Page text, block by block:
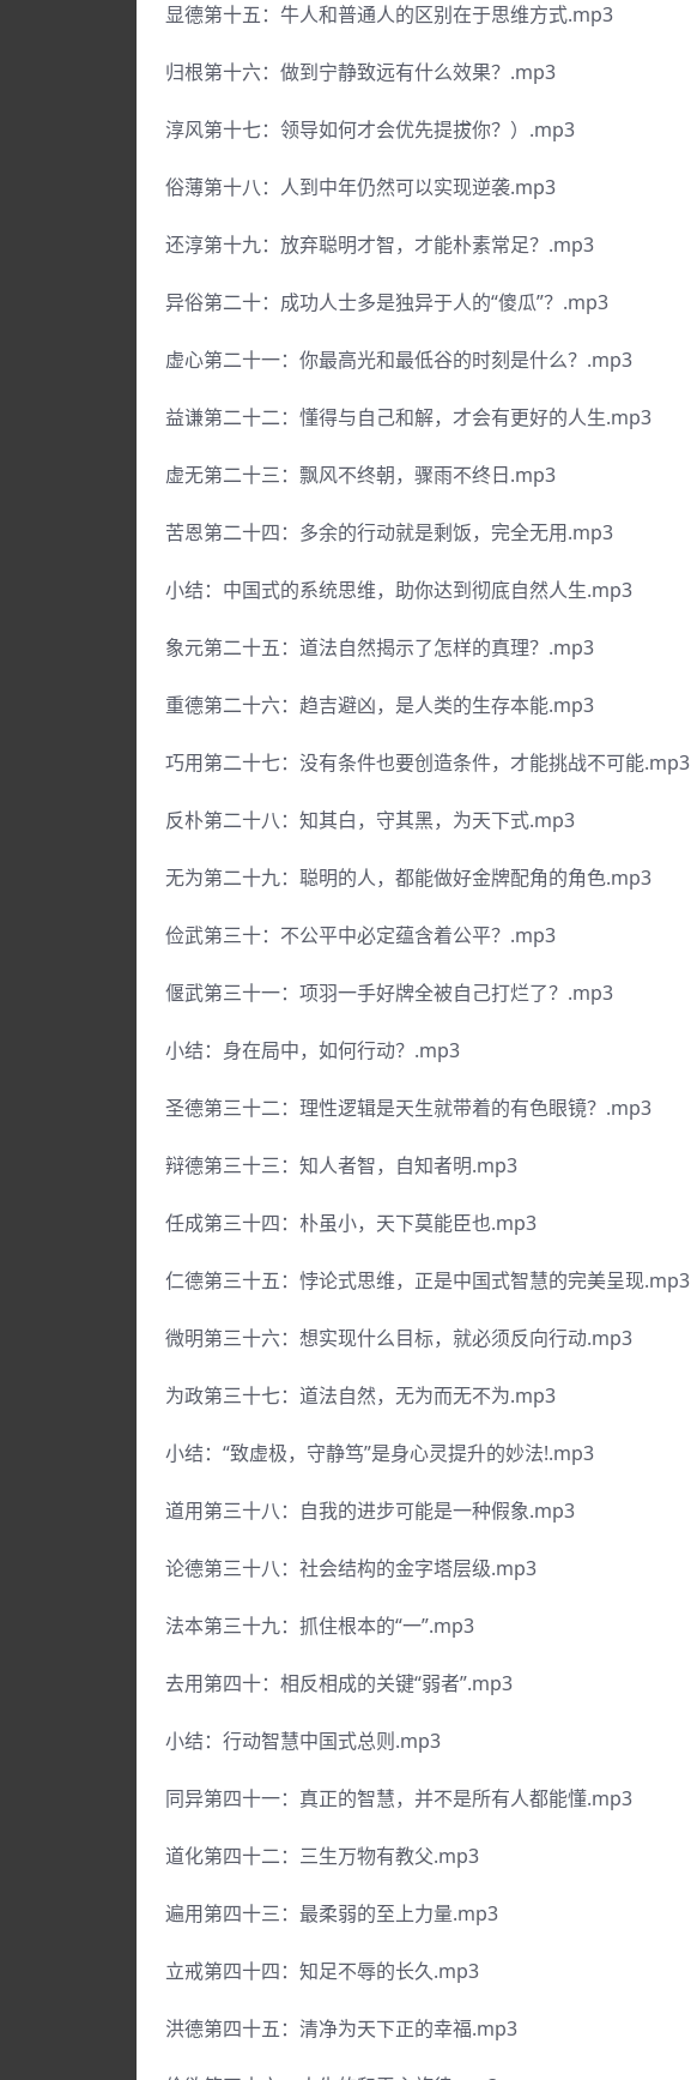
显德第十五：牛人和普通人的区别在于思维方式.mp3
归根第十六：做到宁静致远有什么效果？.mp3
淳风第十七：领导如何才会优先提拔你？）.mp3
俗薄第十八：人到中年仍然可以实现逆袭.mp3
还淳第十九：放弃聪明才智，才能朴素常足？.mp3
异俗第二十：成功人士多是独异于人的“傻瓜”？.mp3
虚心第二十一：你最高光和最低谷的时刻是什么？.mp3
益谦第二十二：懂得与自己和解，才会有更好的人生.mp3
虚无第二十三：飘风不终朝，骤雨不终日.mp3
苦恩第二十四：多余的行动就是剩饭，完全无用.mp3
小结：中国式的系统思维，助你达到彻底自然人生.mp3
象元第二十五：道法自然揭示了怎样的真理？.mp3
重德第二十六：趋吉避凶，是人类的生存本能.mp3
巧用第二十七：没有条件也要创造条件，才能挑战不可能.mp3
反朴第二十八：知其白，守其黑，为天下式.mp3
无为第二十九：聪明的人，都能做好金牌配角的角色.mp3
俭武第三十：不公平中必定蕴含着公平？.mp3
偃武第三十一：项羽一手好牌全被自己打烂了？.mp3
小结：身在局中，如何行动？.mp3
圣德第三十二：理性逻辑是天生就带着的有色眼镜？.mp3
辩德第三十三：知人者智，自知者明.mp3
任成第三十四：朴虽小，天下莫能臣也.mp3
仁德第三十五：悖论式思维，正是中国式智慧的完美呈现.mp3
微明第三十六：想实现什么目标，就必须反向行动.mp3
为政第三十七：道法自然，无为而无不为.mp3
小结：“致虚极，守静笃”是身心灵提升的妙法!.mp3
道用第三十八：自我的进步可能是一种假象.mp3
论德第三十八：社会结构的金字塔层级.mp3
法本第三十九：抓住根本的“一”.mp3
去用第四十：相反相成的关键“弱者”.mp3
小结：行动智慧中国式总则.mp3
同异第四十一：真正的智慧，并不是所有人都能懂.mp3
道化第四十二：三生万物有教父.mp3
遍用第四十三：最柔弱的至上力量.mp3
立戒第四十四：知足不辱的长久.mp3
洪德第四十五：清净为天下正的幸福.mp3